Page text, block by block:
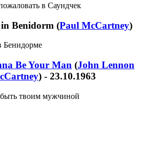
в Саундчек
Benidorm (Paul McCartney)
Бенидорме
Be Your Man (John Lennon
) - 23.10.1963
твоим мужчиной